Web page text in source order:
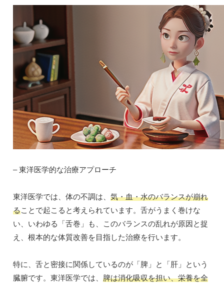
– 東洋医学的な治療アプローチ
東洋医学では、体の不調は、 気・血・水のバランスが崩れ
ることで起こると考えられています。舌がうまく巻けな
い、いわゆる「舌巻」も、このバランスの乱れが原因と捉
え、根本的な体質改善を目指した治療を行います。
特に、舌と密接に関係しているのが「脾」と「肝」という
臓腑です。東洋医学では、 脾は消化吸収を担い、栄養を全